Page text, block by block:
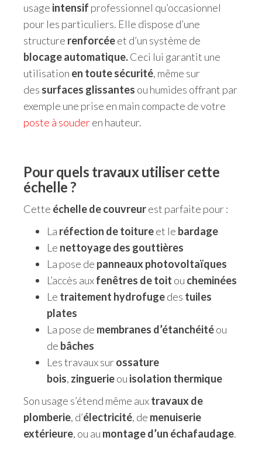
usage intensif professionnel qu’occasionnel
pour les particuliers. Elle dispose d’une
structure renforcéeet d’un système de
blocage automatique.Ceci lui garantit une
utilisation en toute sécurité, même sur
des surfaces glissantes ou humides offrant par
exemple une prise en main compacte de votre
poste à souderen hauteur.
Pour quels travaux utiliser cette
échelle ?
Cette échelle de couvreurest parfaite pour :
La réfection de toitureet le bardage
Le nettoyage des gouttières
La pose de panneaux photovoltaïques
L’accès auxfenêtres de toit ou cheminées
Le traitement hydrofugedes tuiles
plates
La pose de membranes d’étanchéitéou
de bâches
Les travaux surossature
bois, zinguerieou isolation thermique
Son usage s’étend même auxtravaux de
plomberie, d’électricité, de menuiserie
extérieure, ou au montage d’un échafaudage.